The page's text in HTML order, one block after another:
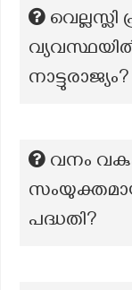
നാട്ടുരാജ്യം?
വനം
പദ്ധതി?